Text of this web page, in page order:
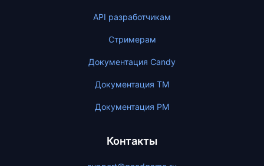
API разработчикам
Стримерам
Документация Candy
Документация ТМ
Документация PM
Контакты